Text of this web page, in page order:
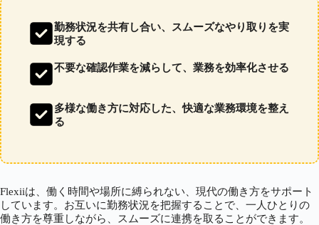
勤務状況を共有し合い、スムーズなやり取りを実
現する
不要な確認作業を減らして、業務を効率化させる
多様な働き方に対応した、快適な業務環境を整え
る
Flexiiは、働く時間や場所に縛られない、現代の働き方をサポート
しています。お互いに勤務状況を把握することで、一人ひとりの
働き方を尊重しながら、スムーズに連携を取ることができます。